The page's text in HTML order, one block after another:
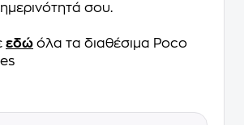
σου.
εδώ όλα τα διαθέσιμα Poco